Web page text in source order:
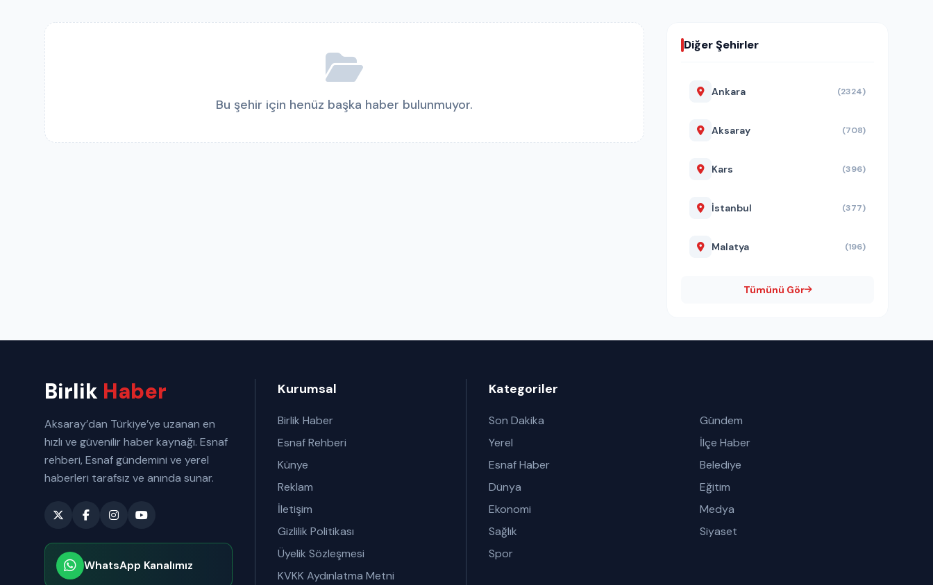
Bu şehir için henüz başka haber bulunmuyor.
Diğer Şehirler
Ankara (2324)
Aksaray (708)
Kars (396)
İstanbul (377)
Malatya (196)
Tümünü Gör
Birlik Haber
Aksaray’dan Türkiye’ye uzanan en
hızlı ve güvenilir haber kaynağı. Esnaf
rehberi, Esnaf gündemini ve yerel
haberleri tarafsız ve anında sunar.
WhatsApp Kanalımız
Kurumsal
Birlik Haber
Esnaf Rehberi
Künye
Reklam
İletişim
Gizlilik Politikası
Üyelik Sözleşmesi
KVKK Aydınlatma Metni
Kategoriler
Son Dakika
Gündem
Yerel
İlçe Haber
Esnaf Haber
Belediye
Dünya
Eğitim
Ekonomi
Medya
Sağlık
Siyaset
Spor